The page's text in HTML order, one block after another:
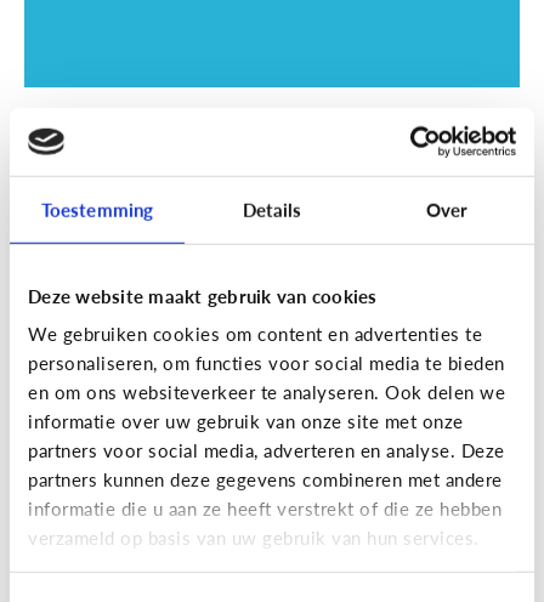
Toestemming Details Over
Deze website maakt gebruik van cookies
We gebruiken cookies om content en advertenties te
personaliseren, om functies voor social media te bieden
en om ons websiteverkeer te analyseren. Ook delen we
informatie over uw gebruik van onze site met onze
partners voor social media, adverteren en analyse. Deze
partners kunnen deze gegevens combineren met andere
informatie die u aan ze heeft verstrekt of die ze hebben
verzameld op basis van uw gebruik van hun services.
School
SOS examentijd! 5 tips tegen
online afleiding
School
Wat is Smartschool?